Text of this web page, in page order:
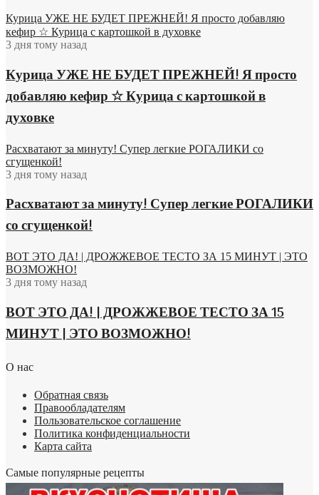
Курица УЖЕ НЕ БУДЕТ ПРЕЖНЕЙ! Я просто добавляю
кефир ☆ Курица с картошкой в духовке
3 дня тому назад
Курица УЖЕ НЕ БУДЕТ ПРЕЖНЕЙ! Я просто
добавляю кефир ☆ Курица с картошкой в
духовке
Расхватают за минуту! Супер легкие РОГАЛИКИ со
сгущенкой!
3 дня тому назад
Расхватают за минуту! Супер легкие РОГАЛИКИ
со сгущенкой!
ВОТ ЭТО ДА! | ДРОЖЖЕВОЕ ТЕСТО ЗА 15 МИНУТ | ЭТО
ВОЗМОЖНО!
3 дня тому назад
ВОТ ЭТО ДА! | ДРОЖЖЕВОЕ ТЕСТО ЗА 15
МИНУТ | ЭТО ВОЗМОЖНО!
О нас
Обратная связь
Правообладателям
Пользовательское соглашение
Политика конфиденциальности
Карта сайта
Самые популярные рецепты